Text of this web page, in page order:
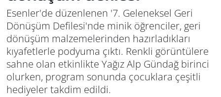
Esenler'de düzenlenen '7. Geleneksel Geri
Dönüşüm Defilesi'nde minik öğrenciler, geri
dönüşüm malzemelerinden hazırladıkları
kıyafetlerle podyuma çıktı. Renkli görüntülere
sahne olan etkinlikte Yağız Alp Gündağ birinci
olurken, program sonunda çocuklara çeşitli
hediyeler takdim edildi.